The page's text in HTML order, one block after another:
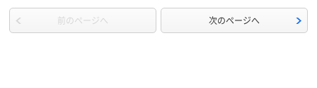
前のページへ 次のページへ